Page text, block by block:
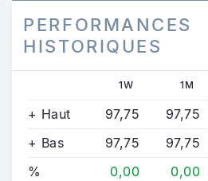
PERFORMANCES
HISTORIQUES
1W 1M
+ Haut 97,75 97,75
+ Bas
97,75 97,75
%
0,00 0,00